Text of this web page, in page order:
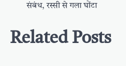
navigation
संबंध, रस्सी से गला घोंटा
Related Posts